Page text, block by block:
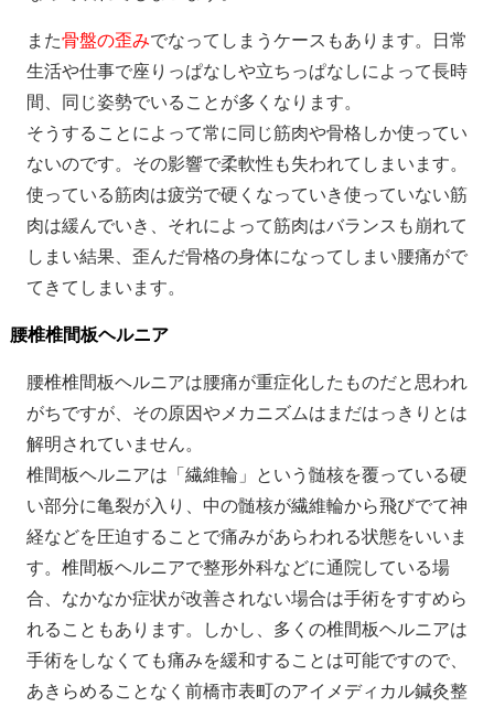
また骨盤の歪みでなってしまうケースもあります。日常
生活や仕事で座りっぱなしや立ちっぱなしによって長時
間、同じ姿勢でいることが多くなります。
そうすることによって常に同じ筋肉や骨格しか使ってい
ないのです。その影響で柔軟性も失われてしまいます。
使っている筋肉は疲労で硬くなっていき使っていない筋
肉は緩んでいき、それによって筋肉はバランスも崩れて
しまい結果、歪んだ骨格の身体になってしまい腰痛がで
てきてしまいます。
腰椎椎間板ヘルニア
腰椎椎間板ヘルニアは腰痛が重症化したものだと思われ
がちですが、その原因やメカニズムはまだはっきりとは
解明されていません。
椎間板ヘルニアは「繊維輪」という髄核を覆っている硬
い部分に亀裂が入り、中の髄核が繊維輪から飛びでて神
経などを圧迫することで痛みがあらわれる状態をいいま
す。椎間板ヘルニアで整形外科などに通院している場
合、なかなか症状が改善されない場合は手術をすすめら
れることもあります。しかし、多くの椎間板ヘルニアは
手術をしなくても痛みを緩和することは可能ですので、
あきらめることなく前橋市表町のアイメディカル鍼灸整